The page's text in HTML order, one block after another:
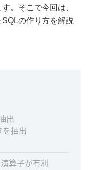
。そこで今回は、
の作り方を解説
出
抽出
算子が有利